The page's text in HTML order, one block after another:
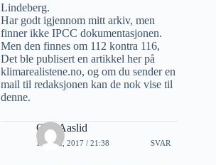
Lindeberg.
Har godt igjennom mitt arkiv, men
finner ikke IPCC dokumentasjonen.
Men den finnes om 112 kontra 116,
Det ble publisert en artikkel her på
klimarealistene.no, og om du sender en
mail til redaksjonen kan de nok vise til
denne.
Geir Aaslid
19 MAI, 2017 / 21:38 SVAR